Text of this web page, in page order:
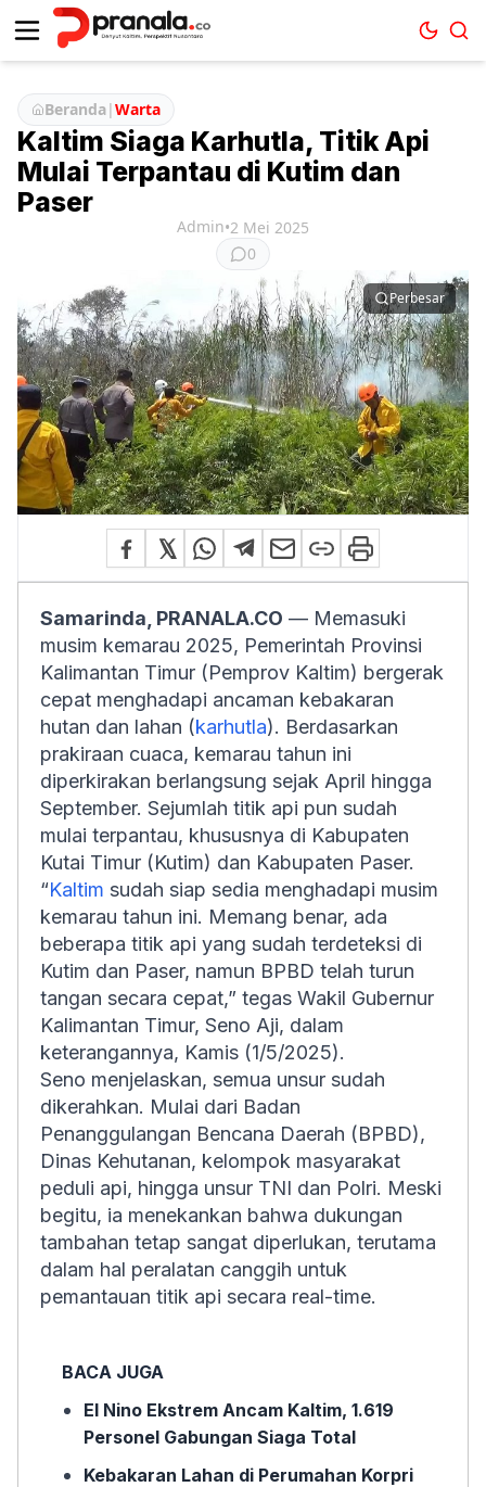
Beranda|Warta
Kaltim Siaga Karhutla, Titik Api
Mulai Terpantau di Kutim dan
Paser
Admin•2 Mei 2025
0
Perbesar
Samarinda, PRANALA.CO — Memasuki
musim kemarau 2025, Pemerintah Provinsi
Kalimantan Timur (Pemprov Kaltim) bergerak
cepat menghadapi ancaman kebakaran
hutan dan lahan (karhutla). Berdasarkan
prakiraan cuaca, kemarau tahun ini
diperkirakan berlangsung sejak April hingga
September. Sejumlah titik api pun sudah
mulai terpantau, khususnya di Kabupaten
Kutai Timur (Kutim) dan Kabupaten Paser.
“Kaltim sudah siap sedia menghadapi musim
kemarau tahun ini. Memang benar, ada
beberapa titik api yang sudah terdeteksi di
Kutim dan Paser, namun BPBD telah turun
tangan secara cepat,” tegas Wakil Gubernur
Kalimantan Timur, Seno Aji, dalam
keterangannya, Kamis (1/5/2025).
Seno menjelaskan, semua unsur sudah
dikerahkan. Mulai dari Badan
Penanggulangan Bencana Daerah (BPBD),
Dinas Kehutanan, kelompok masyarakat
peduli api, hingga unsur TNI dan Polri. Meski
begitu, ia menekankan bahwa dukungan
tambahan tetap sangat diperlukan, terutama
dalam hal peralatan canggih untuk
pemantauan titik api secara real-time.
BACA JUGA
El Nino Ekstrem Ancam Kaltim, 1.619
Personel Gabungan Siaga Total
Kebakaran Lahan di Perumahan Korpri